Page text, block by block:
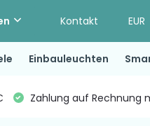
Kontakt EUR
Einbauleuchten
Zahlung auf Rechnung